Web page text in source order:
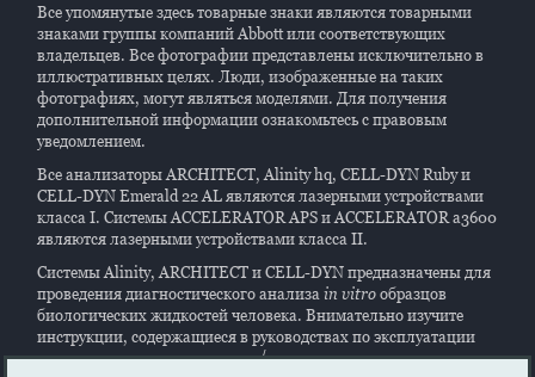
Все упомянутые здесь товарные знаки являются товарными
знаками группы компаний Abbott или соответствующих
владельцев. Все фотографии представлены исключительно в
иллюстративных целях. Люди, изображенные на таких
фотографиях, могут являться моделями. Для получения
дополнительной информации ознакомьтесь с правовым
уведомлением.
Все анализаторы ARCHITECT, Alinity hq, CELL-DYN Ruby и
CELL-DYN Emerald 22 AL являются лазерными устройствами
класса I. Системы ACCELERATOR APS и ACCELERATOR a3600
являются лазерными устройствами класса II.
Системы Alinity, ARCHITECT и CELL-DYN предназначены для
проведения диагностического анализаin vitroобразцов
биологических жидкостей человека. Внимательно изучите
инструкции, содержащиеся в руководствах по эксплуатации
систем, а также на этикетках и/или листках-вкладышах